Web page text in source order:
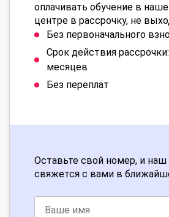
оплачивать обучение в
центре в рассрочку, не
Без первоначального
Срок действия
месяцев
Без переплат
Оставьте свой номер, и наш
свяжется с вами в